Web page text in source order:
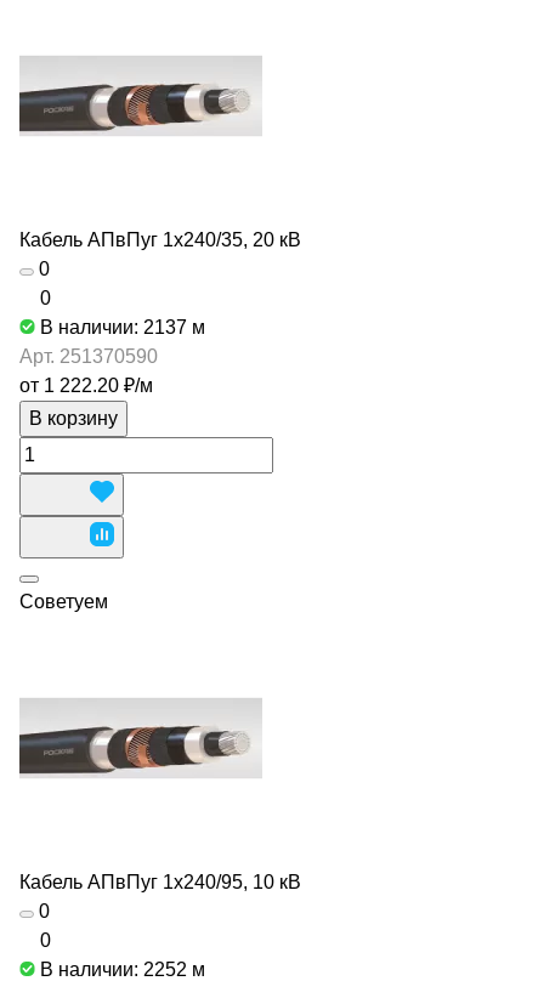
Кабель АПвПуг 1х240/35, 20 кВ
0
0
В наличии: 2137 м
Арт. 251370590
от 1 222.20 ₽/м
В корзину
Советуем
Кабель АПвПуг 1х240/95, 10 кВ
0
0
В наличии: 2252 м